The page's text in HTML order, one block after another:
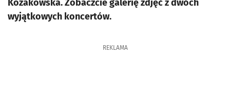
Kozakowska. Zobaczcie galerię zdjęć z dwóch
wyjątkowych koncertów.
REKLAMA